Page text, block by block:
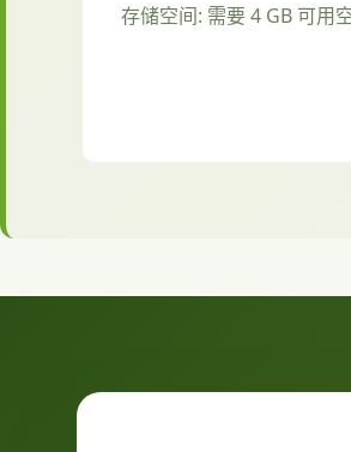
存储空间: 需要 4 GB 可用